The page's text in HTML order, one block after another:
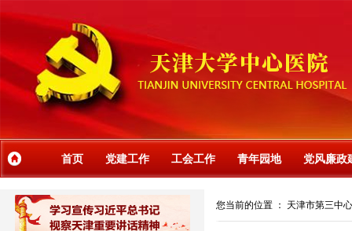
首页 党建工作 工会工作 青年园地 党风廉政
您当前的位置 ： 天津市第三中